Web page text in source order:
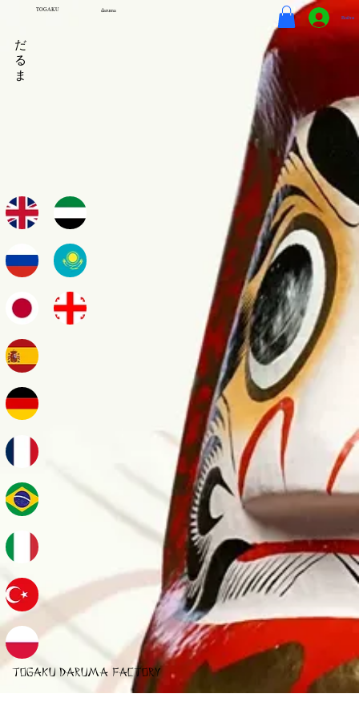
TOGAKU daruma
Войти
だ
る
ま
TOGAKU DARUMA FACTORY